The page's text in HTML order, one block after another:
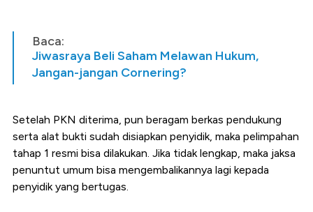
Baca:
Jiwasraya Beli Saham Melawan Hukum,
Jangan-jangan Cornering?
Setelah PKN diterima, pun beragam berkas pendukung
serta alat bukti sudah disiapkan penyidik, maka pelimpahan
tahap 1 resmi bisa dilakukan. Jika tidak lengkap, maka jaksa
penuntut umum bisa mengembalikannya lagi kepada
penyidik yang bertugas.